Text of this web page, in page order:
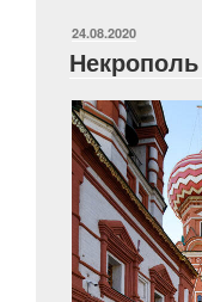
ОПУБЛИКОВАНО
24.08.2020